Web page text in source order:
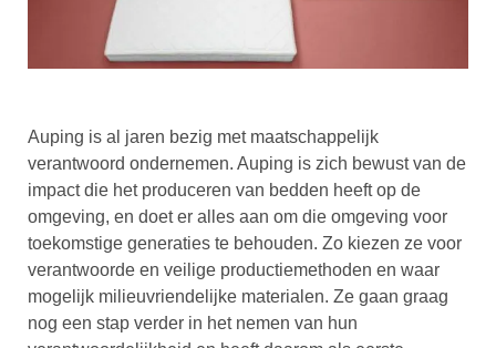
Auping is al jaren bezig met maatschappelijk
verantwoord ondernemen. Auping is zich bewust van de
impact die het produceren van bedden heeft op de
omgeving, en doet er alles aan om die omgeving voor
toekomstige generaties te behouden. Zo kiezen ze voor
verantwoorde en veilige productiemethoden en waar
mogelijk milieuvriendelijke materialen. Ze gaan graag
nog een stap verder in het nemen van hun